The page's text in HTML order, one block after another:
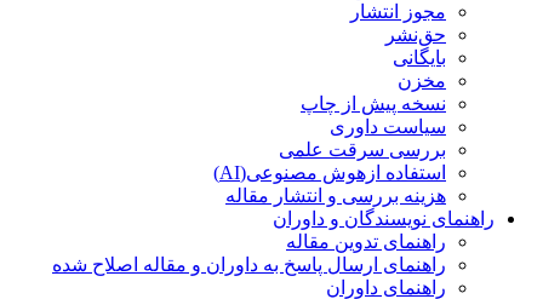
مجوز انتشار
حق‌نشر
بایگانی
مخزن
نسخه پیش از چاپ
سیاست داوری
بررسی سرقت علمی
استفاده ازهوش مصنوعی(AI)
هزینه بررسی و انتشار مقاله
راهنمای نویسندگان و داوران
راهنمای تدوین مقاله
راهنمای ارسال پاسخ به داوران و مقاله اصلاح شده
راهنمای داوران